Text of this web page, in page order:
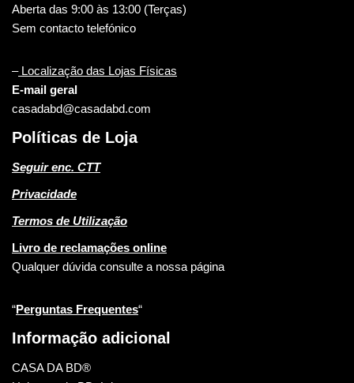
Aberta das 9:00 às 13:00 (Terças)
Sem contacto telefónico
–Localização das Lojas Físicas
E-mail geral
casadabd@casadabd.com
Políticas de Loja
Seguir enc. CTT
Privacidade
Termos de Utilização
Livro de reclamações online
Qualquer dúvida consulte a nossa página
“Perguntas Frequentes“
Informação adicional
CASA DA BD®